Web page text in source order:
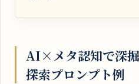
AI×メタ認知で深
探索プロンプト例